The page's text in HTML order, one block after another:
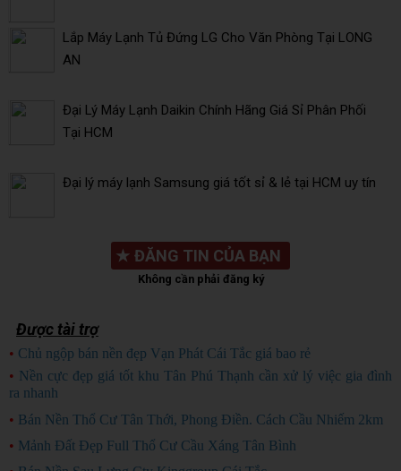
Lắp Máy Lạnh Tủ Đứng LG Cho Văn Phòng Tại LONG
AN
Đại Lý Máy Lạnh Daikin Chính Hãng Giá Sỉ Phân Phối
Tại HCM
Đại lý máy lạnh Samsung giá tốt sỉ & lẻ tại HCM uy tín
★ ĐĂNG TIN CỦA BẠN
Không cần phải đăng ký
Được tài trợ
• Chủ ngộp bán nền đẹp Vạn Phát Cái Tắc giá bao rẻ
• Nền cực đẹp giá tốt khu Tân Phú Thạnh cần xử lý việc gia đình
ra nhanh
• Bán Nền Thổ Cư Tân Thới, Phong Điền. Cách Cầu Nhiếm 2km
• Mảnh Đất Đẹp Full Thổ Cư Cầu Xáng Tân Bình